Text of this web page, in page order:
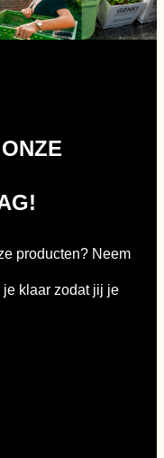
producten? Neem
je klaar zodat jij je